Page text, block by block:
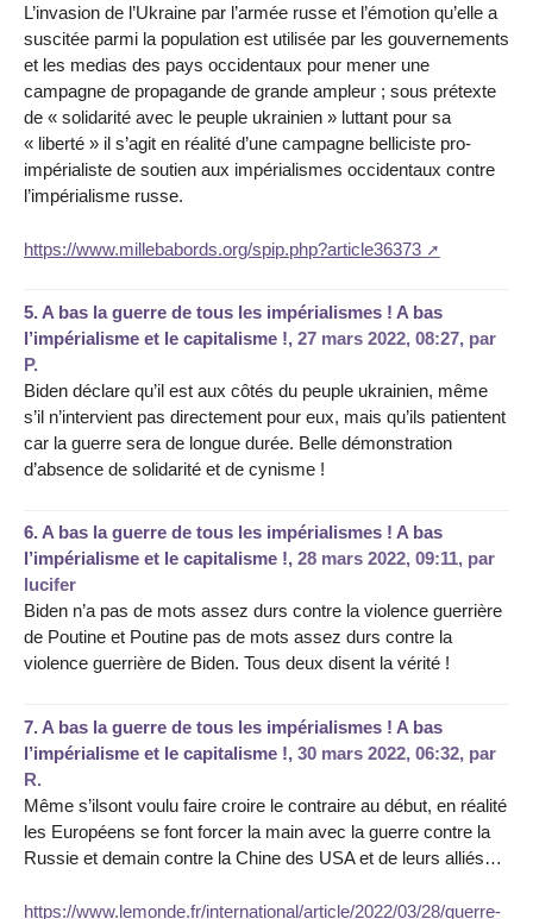
L’invasion de l’Ukraine par l’armée russe et l’émotion qu’elle a
suscitée parmi la population est utilisée par les gouvernements
et les medias des pays occidentaux pour mener une
campagne de propagande de grande ampleur ; sous prétexte
de « solidarité avec le peuple ukrainien » luttant pour sa
« liberté » il s’agit en réalité d’une campagne belliciste pro-
impérialiste de soutien aux impérialismes occidentaux contre
l’impérialisme russe.
https://www.millebabords.org/spip.php?article36373
5. A bas la guerre de tous les impérialismes ! A bas
l’impérialisme et le capitalisme !, 27 mars 2022, 08:27, par
P.
Biden déclare qu’il est aux côtés du peuple ukrainien, même
s’il n’intervient pas directement pour eux, mais qu’ils patientent
car la guerre sera de longue durée. Belle démonstration
d’absence de solidarité et de cynisme !
6. A bas la guerre de tous les impérialismes ! A bas
l’impérialisme et le capitalisme !, 28 mars 2022, 09:11, par
lucifer
Biden n’a pas de mots assez durs contre la violence guerrière
de Poutine et Poutine pas de mots assez durs contre la
violence guerrière de Biden. Tous deux disent la vérité !
7. A bas la guerre de tous les impérialismes ! A bas
l’impérialisme et le capitalisme !, 30 mars 2022, 06:32, par
R.
Même s’ilsont voulu faire croire le contraire au début, en réalité
les Européens se font forcer la main avec la guerre contre la
Russie et demain contre la Chine des USA et de leurs alliés…
https://www.lemonde.fr/international/article/2022/03/28/guerre-